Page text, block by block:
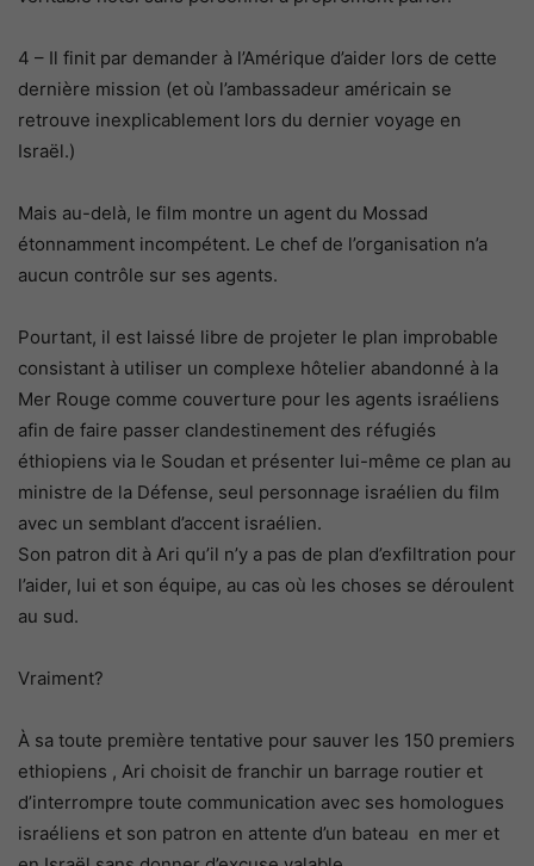
4 – Il finit par demander à l’Amérique d’aider lors de cette
dernière mission (et où l’ambassadeur américain se
retrouve inexplicablement lors du dernier voyage en
Israël.)
Mais au-delà, le film montre un agent du Mossad
étonnamment incompétent. Le chef de l’organisation n’a
aucun contrôle sur ses agents.
Pourtant, il est laissé libre de projeter le plan improbable
consistant à utiliser un complexe hôtelier abandonné à la
Mer Rouge comme couverture pour les agents israéliens
afin de faire passer clandestinement des réfugiés
éthiopiens via le Soudan et présenter lui-même ce plan au
ministre de la Défense, seul personnage israélien du film
avec un semblant d’accent israélien.
Son patron dit à Ari qu’il n’y a pas de plan d’exfiltration pour
l’aider, lui et son équipe, au cas où les choses se déroulent
au sud.
Vraiment?
À sa toute première tentative pour sauver les 150 premiers
ethiopiens , Ari choisit de franchir un barrage routier et
d’interrompre toute communication avec ses homologues
israéliens et son patron en attente d’un bateau en mer et